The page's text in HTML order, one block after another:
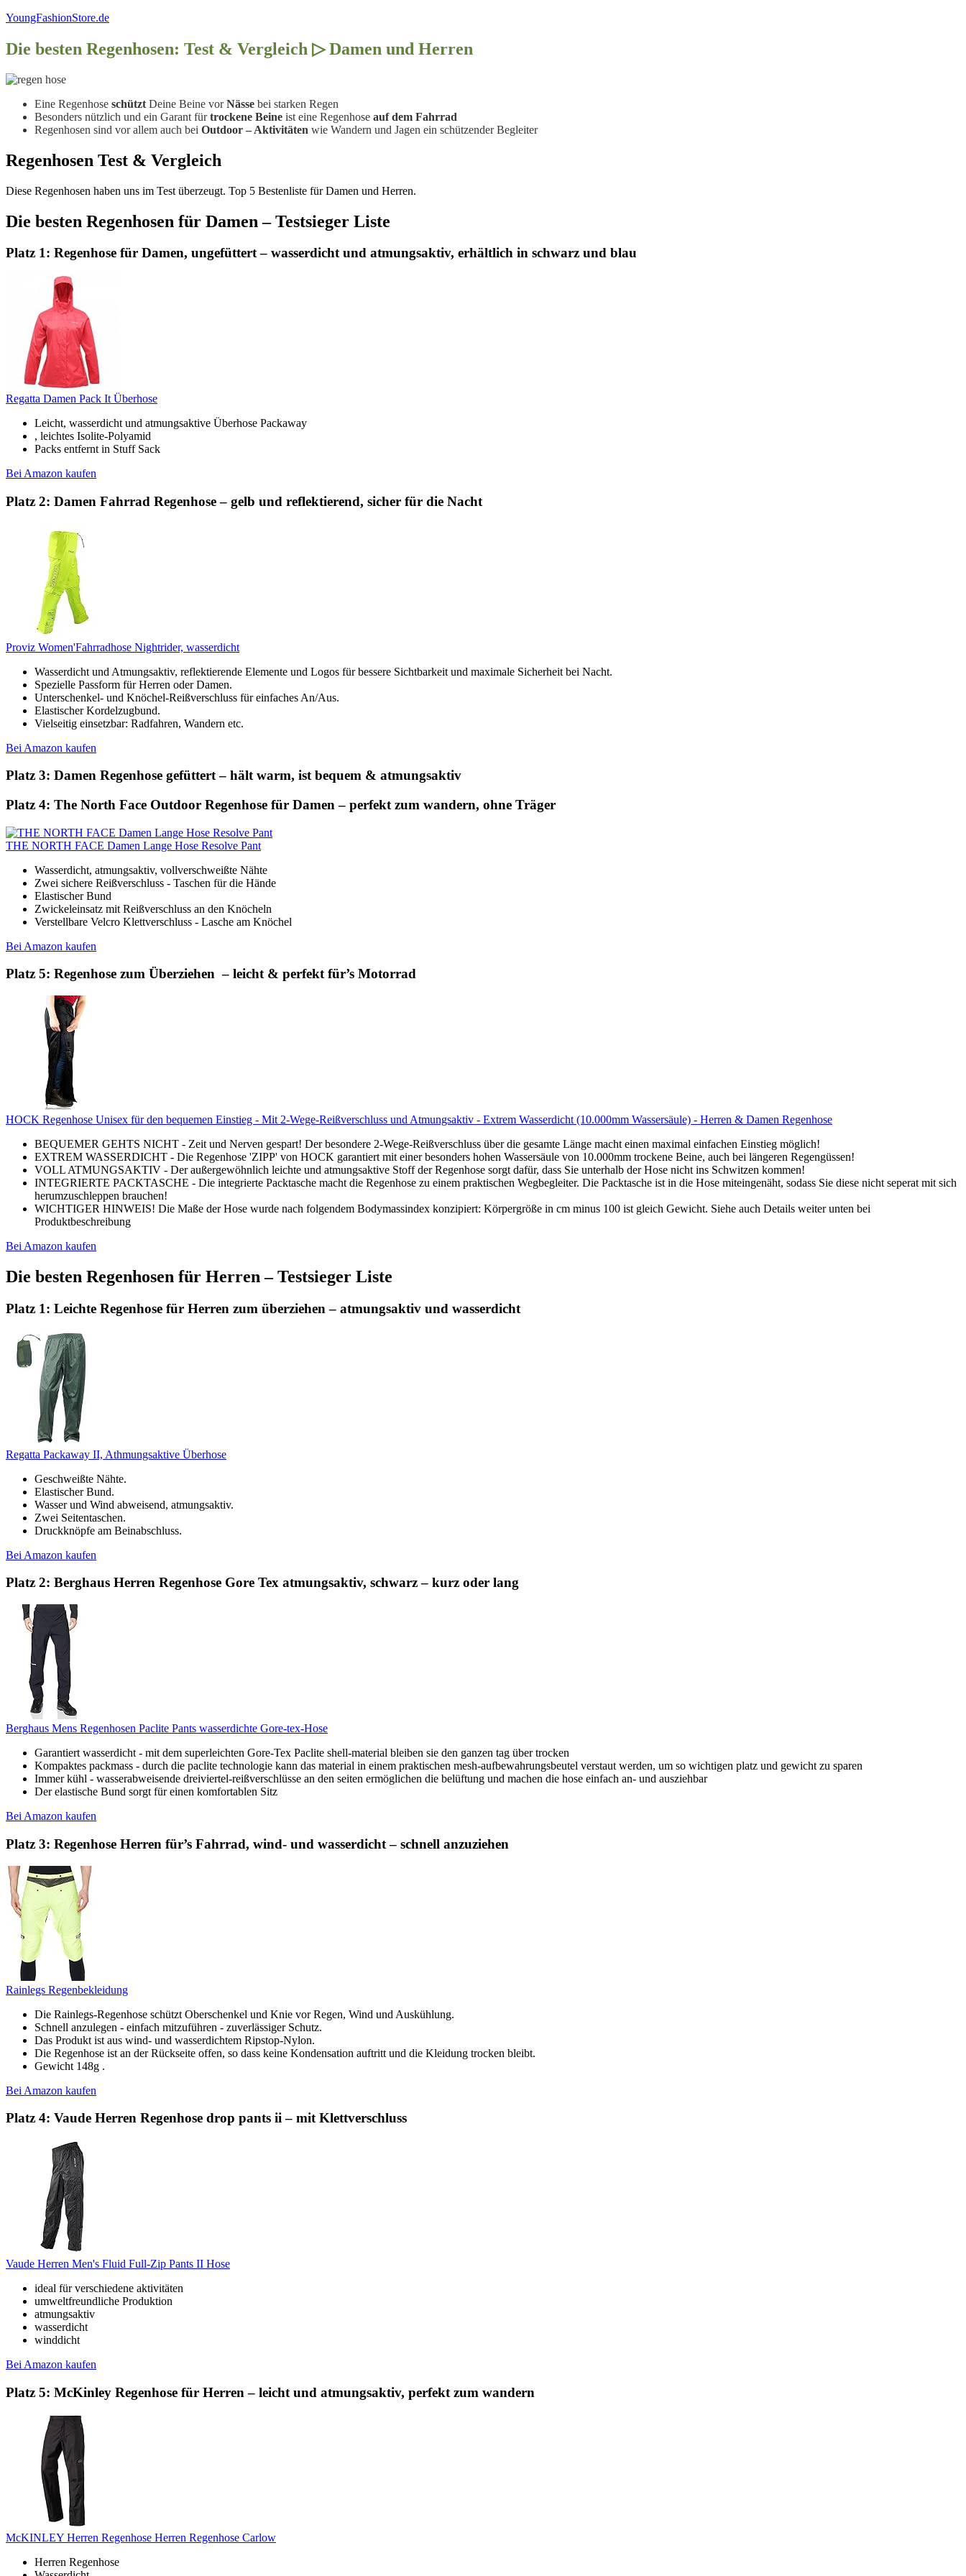
YoungFashionStore.de
Die besten Regenhosen: Test & Vergleich ▷ Damen und Herren
Eine Regenhose schützt Deine Beine vorNässe bei starken Regen
Besonders nützlich und ein Garant fürtrockene Beine ist eine Regenhose auf dem Fahrrad
Regenhosen sind vor allem auch bei Outdoor – Aktivitäten wie Wandern und Jagen ein schützender Begleiter
Regenhosen Test & Vergleich
Diese Regenhosen haben uns im Test überzeugt. Top 5 Bestenliste für Damen und Herren.
Die besten Regenhosen für Damen – Testsieger Liste
Platz 1: Regenhose für Damen, ungefüttert – wasserdicht und atmungsaktiv, erhältlich in schwarz und blau
Regatta Damen Pack It Überhose
Leicht, wasserdicht und atmungsaktive Überhose Packaway
, leichtes Isolite-Polyamid
Packs entfernt in Stuff Sack
Bei Amazon kaufen
Platz 2: Damen Fahrrad Regenhose – gelb und reflektierend, sicher für die Nacht
Proviz Women'Fahrradhose Nightrider, wasserdicht
Wasserdicht und Atmungsaktiv, reflektierende Elemente und Logos für bessere Sichtbarkeit und maximale Sicherheit bei Nacht.
Spezielle Passform für Herren oder Damen.
Unterschenkel- und Knöchel-Reißverschluss für einfaches An/Aus.
Elastischer Kordelzugbund.
Vielseitig einsetzbar: Radfahren, Wandern etc.
Bei Amazon kaufen
Platz 3: Damen Regenhose gefüttert – hält warm, ist bequem & atmungsaktiv
Platz 4: The North Face Outdoor Regenhose für Damen – perfekt zum wandern, ohne Träger
THE NORTH FACE Damen Lange Hose Resolve Pant
Wasserdicht, atmungsaktiv, vollverschweißte Nähte
Zwei sichere Reißverschluss - Taschen für die Hände
Elastischer Bund
Zwickeleinsatz mit Reißverschluss an den Knöcheln
Verstellbare Velcro Klettverschluss - Lasche am Knöchel
Bei Amazon kaufen
Platz 5: Regenhose zum Überziehen – leicht & perfekt für’s Motorrad
HOCK Regenhose Unisex für den bequemen Einstieg - Mit 2-Wege-Reißverschluss und Atmungsaktiv - Extrem Wasserdicht (10.000mm Wassersäule) - Herren & Damen Regenhose
BEQUEMER GEHTS NICHT - Zeit und Nerven gespart! Der besondere 2-Wege-Reißverschluss über die gesamte Länge macht einen maximal einfachen Einstieg möglich!
EXTREM WASSERDICHT - Die Regenhose 'ZIPP' von HOCK garantiert mit einer besonders hohen Wassersäule von 10.000mm trockene Beine, auch bei längeren Regengüssen!
VOLL ATMUNGSAKTIV - Der außergewöhnlich leichte und atmungsaktive Stoff der Regenhose sorgt dafür, dass Sie unterhalb der Hose nicht ins Schwitzen kommen!
INTEGRIERTE PACKTASCHE - Die integrierte Packtasche macht die Regenhose zu einem praktischen Wegbegleiter. Die Packtasche ist in die Hose miteingenäht, sodass Sie diese nicht seperat mit sich
herumzuschleppen brauchen!
WICHTIGER HINWEIS! Die Maße der Hose wurde nach folgendem Bodymassindex konzipiert: Körpergröße in cm minus 100 ist gleich Gewicht. Siehe auch Details weiter unten bei
Produktbeschreibung
Bei Amazon kaufen
Die besten Regenhosen für Herren – Testsieger Liste
Platz 1: Leichte Regenhose für Herren zum überziehen – atmungsaktiv und wasserdicht
Regatta Packaway II, Athmungsaktive Überhose
Geschweißte Nähte.
Elastischer Bund.
Wasser und Wind abweisend, atmungsaktiv.
Zwei Seitentaschen.
Druckknöpfe am Beinabschluss.
Bei Amazon kaufen
Platz 2: Berghaus Herren Regenhose Gore Tex atmungsaktiv, schwarz – kurz oder lang
Berghaus Mens Regenhosen Paclite Pants wasserdichte Gore-tex-Hose
Garantiert wasserdicht - mit dem superleichten Gore-Tex Paclite shell-material bleiben sie den ganzen tag über trocken
Kompaktes packmass - durch die paclite technologie kann das material in einem praktischen mesh-aufbewahrungsbeutel verstaut werden, um so wichtigen platz und gewicht zu sparen
Immer kühl - wasserabweisende dreiviertel-reißverschlüsse an den seiten ermöglichen die belüftung und machen die hose einfach an- und ausziehbar
Der elastische Bund sorgt für einen komfortablen Sitz
Bei Amazon kaufen
Platz 3: Regenhose Herren für’s Fahrrad, wind- und wasserdicht – schnell anzuziehen
Rainlegs Regenbekleidung
Die Rainlegs-Regenhose schützt Oberschenkel und Knie vor Regen, Wind und Auskühlung.
Schnell anzulegen - einfach mitzuführen - zuverlässiger Schutz.
Das Produkt ist aus wind- und wasserdichtem Ripstop-Nylon.
Die Regenhose ist an der Rückseite offen, so dass keine Kondensation auftritt und die Kleidung trocken bleibt.
Gewicht 148g .
Bei Amazon kaufen
Platz 4: Vaude Herren Regenhose drop pants ii – mit Klettverschluss
Vaude Herren Men's Fluid Full-Zip Pants II Hose
ideal für verschiedene aktivitäten
umweltfreundliche Produktion
atmungsaktiv
wasserdicht
winddicht
Bei Amazon kaufen
Platz 5: McKinley Regenhose für Herren – leicht und atmungsaktiv, perfekt zum wandern
McKINLEY Herren Regenhose Herren Regenhose Carlow
Herren Regenhose